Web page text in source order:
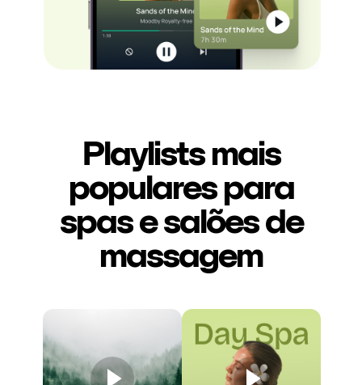
Playlists mais
populares para
spas e salões de
massagem